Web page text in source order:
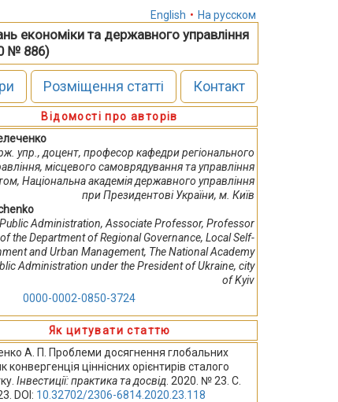
English • На русском
економіки та державного управління
№ 886)
Розміщення статті Контакт
Відомості про авторів
упр., доцент, професор кафедри регіонального
місцевого самоврядування та управління
Нaцioнaльна aкaдeмiя дeржaвнoгo упрaвлiння
при Прeзидeнтoвi України, м. Київ
Administration, Associate Professor, Professor
of the Department of Regional Governance, Local Self-
and Urban Management, The National Academy
Administration under the President of Ukraine, city
of Kyiv
0000-0002-0850-3724
Як цитувати статтю
А. П. Проблеми досягнення глобальних
конвергенція ціннісних орієнтирів сталого
Інвестиції: практика та досвід. 2020. № 23. С.
DOI: 10.32702/2306-6814.2020.23.118